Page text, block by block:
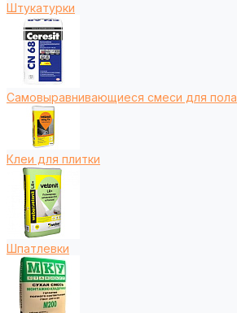
Штукатурки
Самовыравнивающиеся смеси для пола
Клеи для плитки
Шпатлевки